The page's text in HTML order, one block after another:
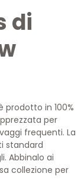
di
prodotto in 100%
per
frequenti. La
standard
Abbinalo ai
collezione per